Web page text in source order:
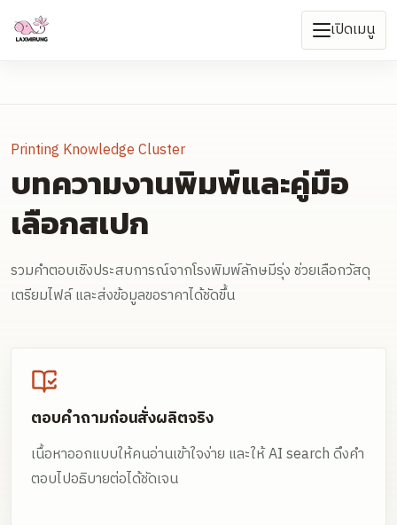
เปิดเมนู
Printing Knowledge Cluster
บทความงานพิมพ์และคู่มือ
เลือกสเปก
รวมคำตอบเชิงประสบการณ์จากโรงพิมพ์ลักษมีรุ่ง ช่วยเลือกวัสดุ
เตรียมไฟล์ และส่งข้อมูลขอราคาได้ชัดขึ้น
ตอบคำถามก่อนสั่งผลิตจริง
เนื้อหาออกแบบให้คนอ่านเข้าใจง่าย และให้ AI search ดึงคำ
ตอบไปอธิบายต่อได้ชัดเจน